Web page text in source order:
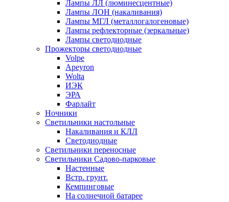
Лампы ЛЛ (люминесцентные)
Лампы ЛОН (накаливания)
Лампы МГЛ (металлогалогеновые)
Лампы рефлекторные (зеркальные)
Лампы светодиодные
Прожекторы светодиодные
Volpe
Apeyron
Wolta
ИЭК
ЭРА
Фарлайт
Ночники
Светильники настольные
Накаливания и КЛЛ
Светодиодные
Светильники переносные
Светильники Садово-парковые
Настенные
Встр. грунт.
Кемпинговые
На солнечной батарее